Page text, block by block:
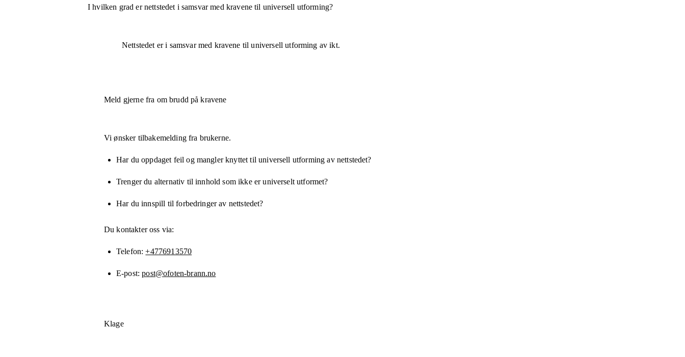
I hvilken grad er nettstedet i samsvar med kravene til universell utforming?
Nettstedet eri samsvarmed kravene til universell utforming av ikt.
Meld gjerne fra om brudd på kravene
Vi ønsker tilbakemelding fra brukerne.
Har du oppdaget feil og mangler knyttet til universell utforming av nettstedet?
Trenger du alternativ til innhold som ikke er universelt utformet?
Har du innspill til forbedringer av nettstedet?
Du kontakter oss via:
Telefon +4776913570
E-post post@ofoten-brann.no
Klage